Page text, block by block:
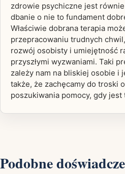
zdrowie psychiczne jest
dbanie o nie to fundament
Właściwie dobrana terapia
przepracowaniu trudnych
rozwój osobisty i umiejętność
przyszłymi wyzwaniami. Taki
zależy nam na bliskiej osobie i
także, że zachęcamy do troski
poszukiwania pomocy, gdy
Podobne